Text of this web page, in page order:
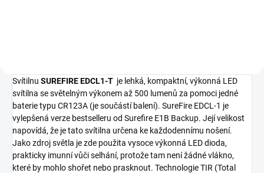
Svítilnu SUREFIRE EDCL1-T je lehká, kompaktní, výkonná LED
svítilna se světelným výkonem až 500 lumenů za pomoci jedné
baterie typu CR123A (je součástí balení). SureFire EDCL-1 je
vylepšená verze bestselleru od Surefire E1B Backup. Její velikost
napovídá, že je tato svítilna určena ke každodennímu nošení.
Jako zdroj světla je zde použita vysoce výkonná LED dioda,
prakticky imunní vůči selhání, protože tam není žádné vlákno,
které by mohlo shořet nebo prasknout. Technologie TIR (Total